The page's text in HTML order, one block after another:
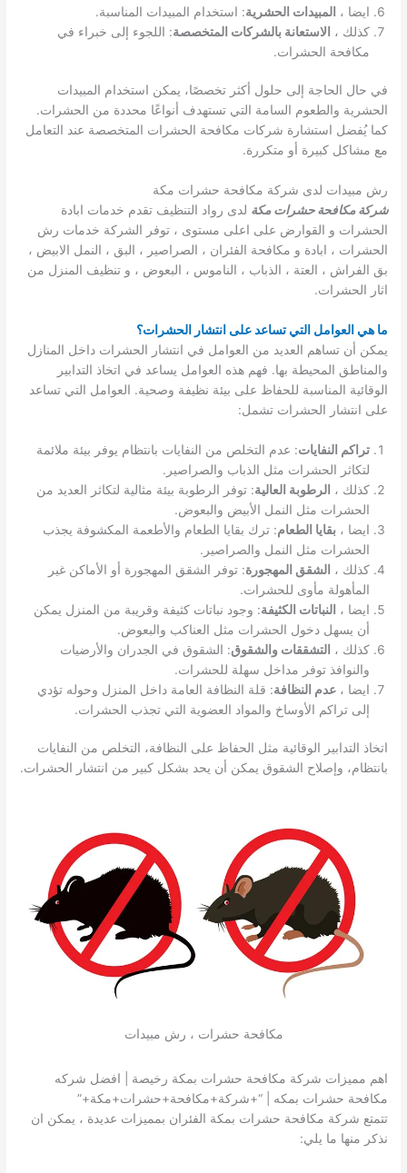
ايضا ، المبيدات الحشرية: استخدام المبيدات المناسبة.
كذلك ،
الاستعانة بالشركات المتخصصة: اللجوء إلى خبراء في
مكافحة الحشرات.
في حال الحاجة إلى حلول أكثر تخصصًا، يمكن استخدام المبيدات
الحشرية والطعوم السامة التي تستهدف أنواعًا محددة من الحشرات.
كما يُفضل استشارة شركات مكافحة الحشرات المتخصصة عند التعامل
مع مشاكل كبيرة أو متكررة.
رش مبيدات لدى شركة مكافحة حشرات مكة
شركة مكافحة حشرات مكة لدى رواد التنظيف تقدم خدمات ابادة
الحشرات و القوارض على اعلى مستوى ، توفر الشركة خدمات رش
الحشرات ، ابادة و مكافحة الفئران ، الصراصير ، البق ، النمل الابيض ،
بق الفراش ، العتة ، الذباب ، الناموس ، البعوض ، و تنظيف المنزل من
اثار الحشرات.
ما هي العوامل التي تساعد على انتشار الحشرات؟
يمكن أن تساهم العديد من العوامل في انتشار الحشرات داخل المنازل
والمناطق المحيطة بها. فهم هذه العوامل يساعد في اتخاذ التدابير
الوقائية المناسبة للحفاظ على بيئة نظيفة وصحية. العوامل التي تساعد
على انتشار الحشرات تشمل:
تراكم النفايات: عدم التخلص من النفايات بانتظام يوفر بيئة ملائمة
لتكاثر الحشرات مثل الذباب والصراصير.
كذلك ، الرطوبة العالية: توفر الرطوبة بيئة مثالية لتكاثر العديد من
الحشرات مثل النمل الأبيض والبعوض.
ايضا ،بقايا الطعام: ترك بقايا الطعام والأطعمة المكشوفة يجذب
الحشرات مثل النمل والصراصير.
كذلك ، الشقق المهجورة: توفر الشقق المهجورة أو الأماكن غير
المأهولة مأوى للحشرات.
ايضا ، النباتات الكثيفة: وجود نباتات كثيفة وقريبة من المنزل يمكن
أن يسهل دخول الحشرات مثل العناكب والبعوض.
كذلك ، التشققات والشقوق: الشقوق في الجدران والأرضيات
والنوافذ توفر مداخل سهلة للحشرات.
ايضا ،عدم النظافة: قلة النظافة العامة داخل المنزل وحوله تؤدي
إلى تراكم الأوساخ والمواد العضوية التي تجذب الحشرات.
اتخاذ التدابير الوقائية مثل الحفاظ على النظافة، التخلص من النفايات
بانتظام، وإصلاح الشقوق يمكن أن يحد بشكل كبير من انتشار الحشرات.
مكافحة حشرات ، رش مبيدات
اهم مميزات شركة مكافحة حشرات بمكة رخيصة | افضل شركه
مكافحة حشرات بمكه | “+شركة+مكافحة+حشرات+مكة+”
تتمتع شركة مكافحة حشرات بمكة الفئران بمميزات عديدة ، يمكن ان
نذكر منها ما يلي: